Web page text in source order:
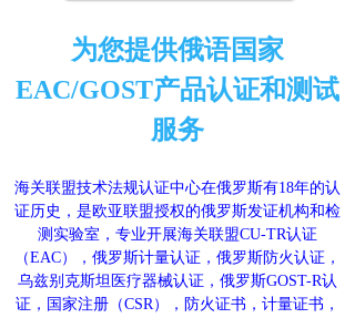
为您提供俄语国家
EAC/GOST产品认证和测试
服务
海关联盟技术法规认证中心在俄罗斯有18年的认
证历史，是欧亚联盟授权的俄罗斯发证机构和检
测实验室，专业开展海关联盟CU-TR认证
（EAC），俄罗斯计量认证，俄罗斯防火认证，
乌兹别克斯坦医疗器械认证，俄罗斯GOST-R认
证，国家注册（CSR），防火证书，计量证书，